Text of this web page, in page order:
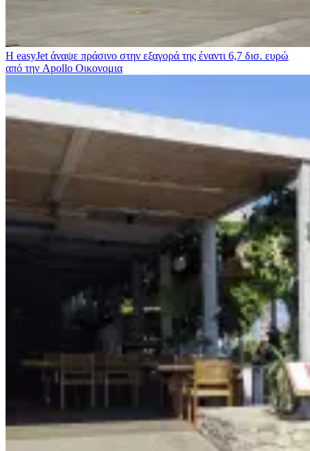
Η easyJet άναψε πράσινο στην εξαγορά της έναντι 6,7 δισ. ευρώ
από την Apollo Οικονομια